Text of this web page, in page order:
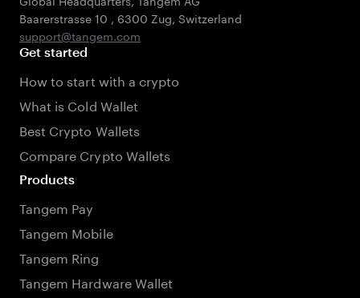
Baarerstrasse 10 , 6300 Zug, Switzerland
support@tangem.com
Get started
How to start with a crypto
What is Cold Wallet
Best Crypto Wallets
Compare Crypto Wallets
Products
Tangem Pay
Tangem Mobile
Tangem Ring
Tangem Hardware Wallet